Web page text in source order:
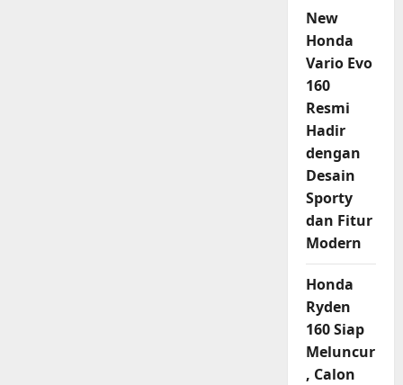
New
Honda
Vario Evo
160
Resmi
Hadir
dengan
Desain
Sporty
dan Fitur
Modern
Honda
Ryden
160 Siap
Meluncur
, Calon